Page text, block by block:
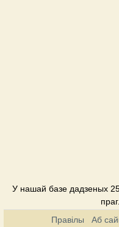
У нашай базе дадзеных
Правілы
Аб